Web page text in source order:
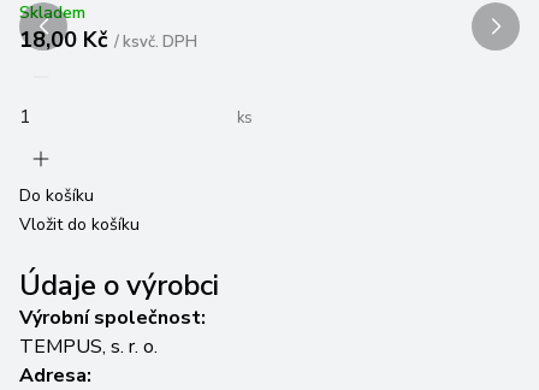
Skladem
18,00 Kč /ksvč. DPH
ks
Do košíku
Vložit do košíku
Údaje o výrobci
Výrobní společnost:
TEMPUS, s. r. o.
Adresa: